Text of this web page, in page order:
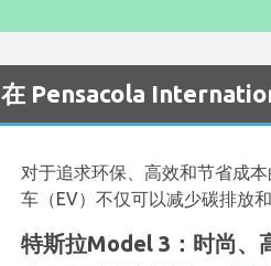
在 Pensacola
对于追求环保、高效和节省成
车（EV）不仅可以减少碳排放
特斯拉Model 3：时尚、